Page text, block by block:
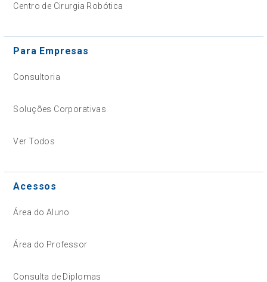
Centro de Cirurgia Robótica
Para Empresas
Consultoria
Soluções Corporativas
Ver Todos
Acessos
Área do Aluno
Área do Professor
Consulta de Diplomas